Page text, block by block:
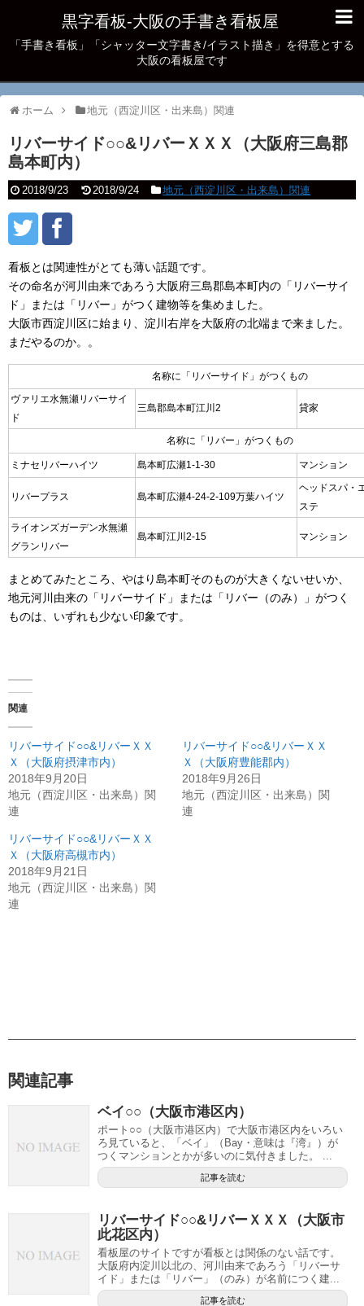
黒字看板‐大阪の手書き看板屋
「手書き看板」「シャッター文字書き/イラスト描き」を得意とする
大阪の看板屋です
ホーム 地元（西淀川区・出来島）関連
リバーサイド○○&リバーＸＸＸ（大阪府三島郡
島本町内）
2018/9/23 2018/9/24 地元（西淀川区・出来島）関連
看板とは関連性がとても薄い話題です。
その命名が河川由来であろう大阪府三島郡島本町内の「リバーサイ
ド」または「リバー」がつく建物等を集めました。
大阪市西淀川区に始まり、淀川右岸を大阪府の北端まで来ました。
まだやるのか。。
名称に「リバーサイド」がつくもの
ヴァリエ水無瀬リバーサイ
ド
三島郡島本町江川2 貸家
名称に「リバー」がつくもの
ミナセリバーハイツ 島本町広瀬1-1-30 マンション
リバープラス 島本町広瀬4-24-2-109万葉ハイツ
ヘッドスパ・
ステ
ライオンズガーデン水無瀬
グランリバー
島本町江川2-15 マンション
まとめてみたところ、やはり島本町そのものが大きくないせいか、
地元河川由来の「リバーサイド」または「リバー（のみ）」がつく
ものは、いずれも少ない印象です。
関連
リバーサイド○○&リバーＸＸ
Ｘ（大阪府摂津市内）
2018年9月20日
地元（西淀川区・出来島）関
連
リバーサイド○○&リバーＸＸ
Ｘ（大阪府豊能郡内）
2018年9月26日
地元（西淀川区・出来島）関
連
リバーサイド○○&リバーＸＸ
Ｘ（大阪府高槻市内）
2018年9月21日
地元（西淀川区・出来島）関
連
関連記事
ベイ○○（大阪市港区内）
ポート○○（大阪市港区内）で大阪市港区内をいろい
ろ見ていると、「ベイ」（Bay・意味は『湾』）が
つくマンションとかが多いのに気付きました。 ...
記事を読む
リバーサイド○○&リバーＸＸＸ（大阪市
此花区内）
看板屋のサイトですが看板とは関係のない話です。
大阪府内淀川以北の、河川由来であろう「リバーサ
イド」または「リバー」（のみ）が名前につく建...
記事を読む